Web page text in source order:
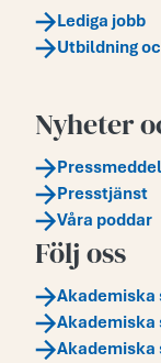
Lediga jobb
Utbildning
Nyheter
Presstjänst
Våra poddar
Följ oss
Akademiska
Akademiska
Akademiska